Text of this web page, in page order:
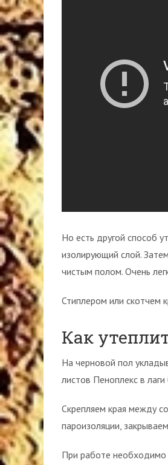
Но есть другой способ
изолирующий слой.
чистым полом. Очень
Стиплером или скотчем
Как
На черновой пол
листов Пеноплекс в лаги
Скрепляем края между
пароизоляции,
При работе необходимо